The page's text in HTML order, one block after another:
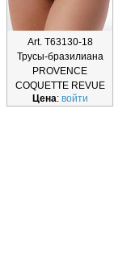
Art. Т63130-18
Трусы-бразилиана
PROVENCE
COQUETTE REVUE
Т63130-18
Цена: войти